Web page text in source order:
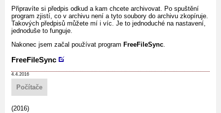
Připravíte si předpis odkud a kam chcete archivovat. Po spuštění
program zjistí, co v archivu není a tyto soubory do archivu zkopíruje.
Takových předpisů můžete mí i víc. Je to jednoduché na nastavení,
jednoduše to funguje.
Nakonec jsem začal používat program FreeFileSync
FreeFileSync
4.4.2016
Počítače
(2016)